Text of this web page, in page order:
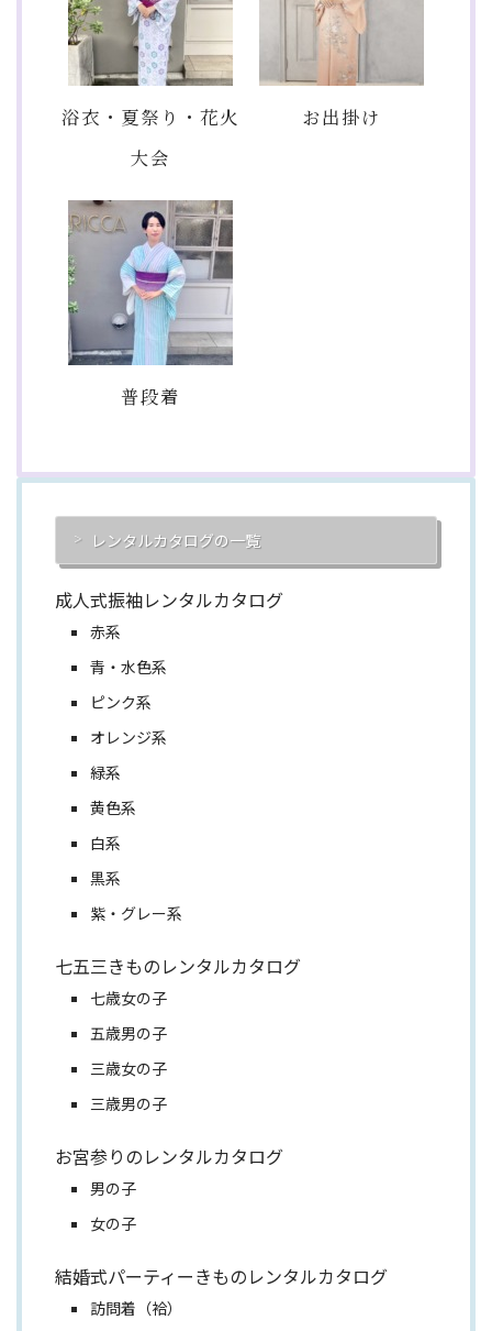
浴衣・夏祭り・花火
大会
お出掛け
普段着
レンタルカタログの一覧
成人式振袖レンタルカタログ
赤系
青・水色系
ピンク系
オレンジ系
緑系
黄色系
白系
黒系
紫・グレー系
七五三きものレンタルカタログ
七歳女の子
五歳男の子
三歳女の子
三歳男の子
お宮参りのレンタルカタログ
男の子
女の子
結婚式パーティーきものレンタルカタログ
訪問着（袷）